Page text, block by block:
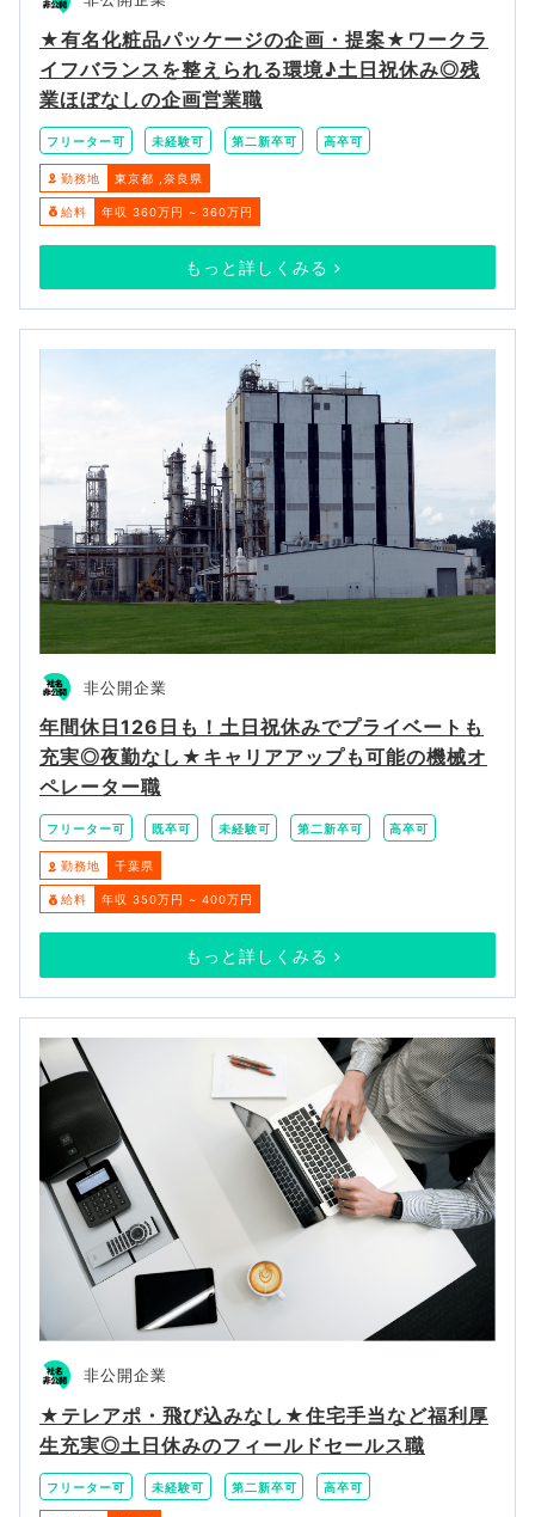
★有名化粧品パッケージの企画・提案★ワークラ
イフバランスを整えられる環境♪土日祝休み◎残
業ほぼなしの企画営業職
フリーター可 未経験可 第二新卒可 高卒可
勤務地 東京都 奈良県
給料 年収 360万円 ~ 360万円
もっと詳しくみる
非公開企業
年間休日126日も！土日祝休みでプライベートも
充実◎夜勤なし★キャリアアップも可能の機械オ
ペレーター職
フリーター可 既卒可 未経験可 第二新卒可 高卒可
勤務地 千葉県
給料 年収 350万円 ~ 400万円
もっと詳しくみる
非公開企業
★テレアポ・飛び込みなし★住宅手当など福利厚
生充実◎土日休みのフィールドセールス職
フリーター可 未経験可 第二新卒可 高卒可